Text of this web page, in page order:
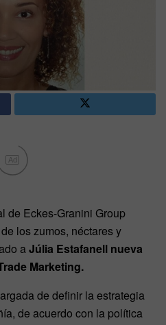
Ad
de Eckes-Granini Group
los zumos, néctares y
aJúlia Estafanell nueva
Marketing.
de definir la estrategia
de acuerdo con la política